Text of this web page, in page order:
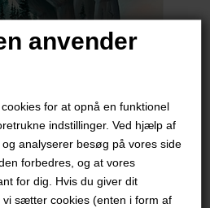
anvender
for at opnå en funktionel
indstillinger. Ved hjælp af
analyserer besøg på vores side
forbedres, og at vores
for dig. Hvis du giver dit
sætter cookies (enten i form af